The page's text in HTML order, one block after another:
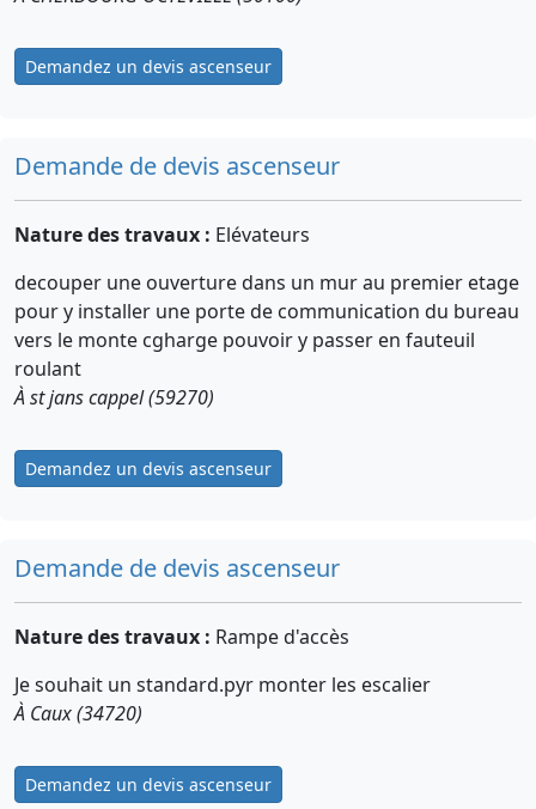
Demandez un devis ascenseur
Demande de devis ascenseur
Nature des travaux : Elévateurs
decouper une ouverture dans un mur au premier etage
pour y installer une porte de communication du bureau
vers le monte cgharge pouvoir y passer en fauteuil
roulant
À st jans cappel (59270)
Demandez un devis ascenseur
Demande de devis ascenseur
Nature des travaux : Rampe d'accès
Je souhait un standard.pyr monter les escalier
À Caux (34720)
Demandez un devis ascenseur